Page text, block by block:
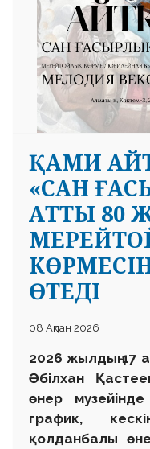
ҚАМИ
«САН
АТТЫ 80
ӨТЕДІ
08 Ақпан 2026
2026 жылдың 17
Әбілхан
өнер
график,
қолданбалы